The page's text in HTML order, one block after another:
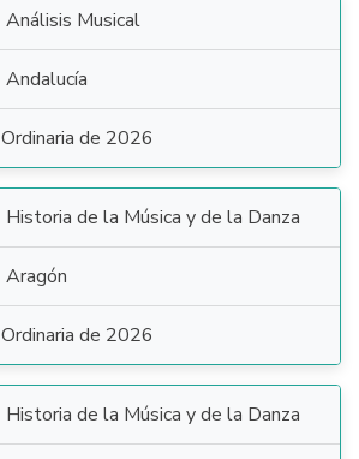
Análisis Musical
Andalucía
Ordinaria de 2026
Historia de la Música y de la Danza
Aragón
Ordinaria de 2026
Historia de la Música y de la Danza